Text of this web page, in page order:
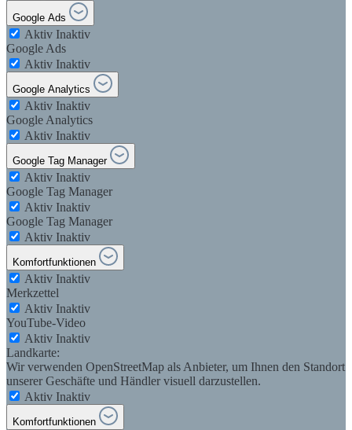
Google Ads
Aktiv Inaktiv
Google Ads
Aktiv Inaktiv
Google Analytics
Aktiv Inaktiv
Google Analytics
Aktiv Inaktiv
Google Tag Manager
Aktiv Inaktiv
Google Tag Manager
Aktiv Inaktiv
Google Tag Manager
Aktiv Inaktiv
Komfortfunktionen
Aktiv Inaktiv
Merkzettel
Aktiv Inaktiv
YouTube-Video
Aktiv Inaktiv
Landkarte:
Wir verwenden OpenStreetMap als Anbieter, um Ihnen den Standort
unserer Geschäfte und Händler visuell darzustellen.
Aktiv Inaktiv
Komfortfunktionen